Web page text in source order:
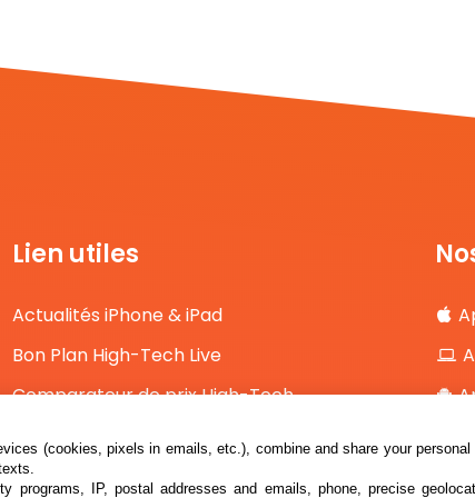
Lien utiles
Actualités iPhone & iPad
Bon Plan High-Tech Live
Comparateur de prix High-Tech
(cookies, pixels in emails, etc.), combine and share your
programs, IP, postal addresses and emails, phone, precise